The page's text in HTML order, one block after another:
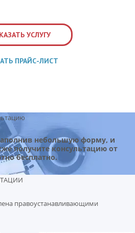
УСЛУГУ
ПРАЙС-ЛИСТ
небольшую форму, и
получите консультацию от
бесплатно.
правоустанавливающими